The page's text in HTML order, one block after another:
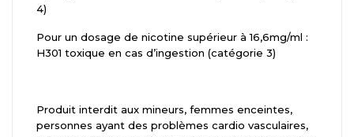
4)
Pour un dosage de nicotine supérieur à 16,6mg/ml :
H301 toxique en cas d’ingestion (catégorie 3)
Produit interdit aux mineurs, femmes enceintes,
personnes ayant des problèmes cardio vasculaires,